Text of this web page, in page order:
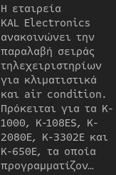
Η εταιρεία
KAL Electronics
ανακοινώνει την
παραλαβή σειράς
τηλεχειριστηρίων
για κλιματιστικά
και air condition.
Πρόκειται για τα K-
1000, K-108ES, K-
2080E, K-3302E και
K-650E, τα οποία
προγραμματίζον…